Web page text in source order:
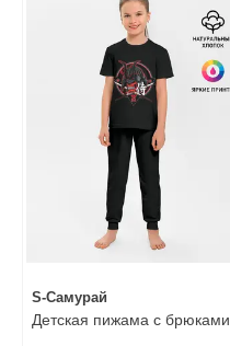
S-Самурай
Детская пижама с брюками